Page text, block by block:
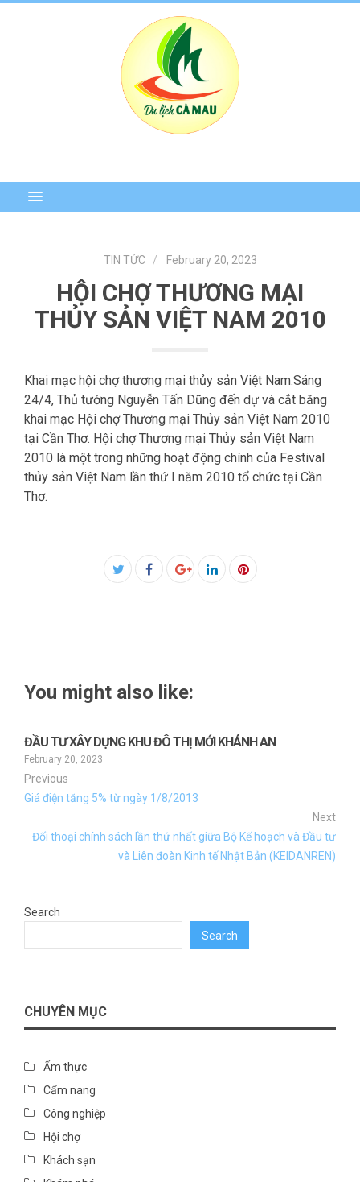
TIN TỨC February 20, 2023
HỘI CHỢ THƯƠNG MẠI
THỦY SẢN VIỆT NAM 2010
Khai mạc hội chợ thương mại thủy sản Việt Nam.Sáng
24/4, Thủ tướng Nguyễn Tấn Dũng đến dự và cắt băng
khai mạc Hội chợ Thương mại Thủy sản Việt Nam 2010
tại Cần Thơ. Hội chợ Thương mại Thủy sản Việt Nam
2010 là một trong những hoạt động chính của Festival
thủy sản Việt Nam lần thứ I năm 2010 tổ chức tại Cần
Thơ.
Facebook
You might also like:
ĐẦU TƯ XÂY DỰNG KHU ĐÔ THỊ MỚI KHÁNH AN
February 20, 2023
Previous
Giá điện tăng 5% từ ngày 1/8/2013
Next
Đối thoại chính sách lần thứ nhất giữa Bộ Kế hoạch và Đầu tư
và Liên đoàn Kinh tế Nhật Bản (KEIDANREN)
Search
Search
CHUYÊN MỤC
Ẩm thực
Cẩm nang
Công nghiệp
Hội chợ
Khách sạn